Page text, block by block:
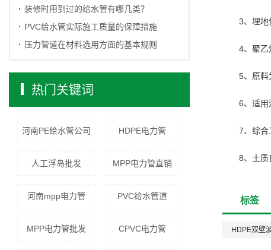
装修时用到过的给水管有哪几类？
PVC给水管实际施工质量的保障措施
压力管道在材料选用方面的基本规则
热门关键词
河南PE给水管公司 HDPE电力管
人工浮岛批发 MPP电力管直销
河南mpp电力管 PVC给水管道
MPP电力管批发 CPVC电力管
3、埋地
4、聚乙
5、原料
6、适用
7、综合
8、土质
标签
HDPE双壁